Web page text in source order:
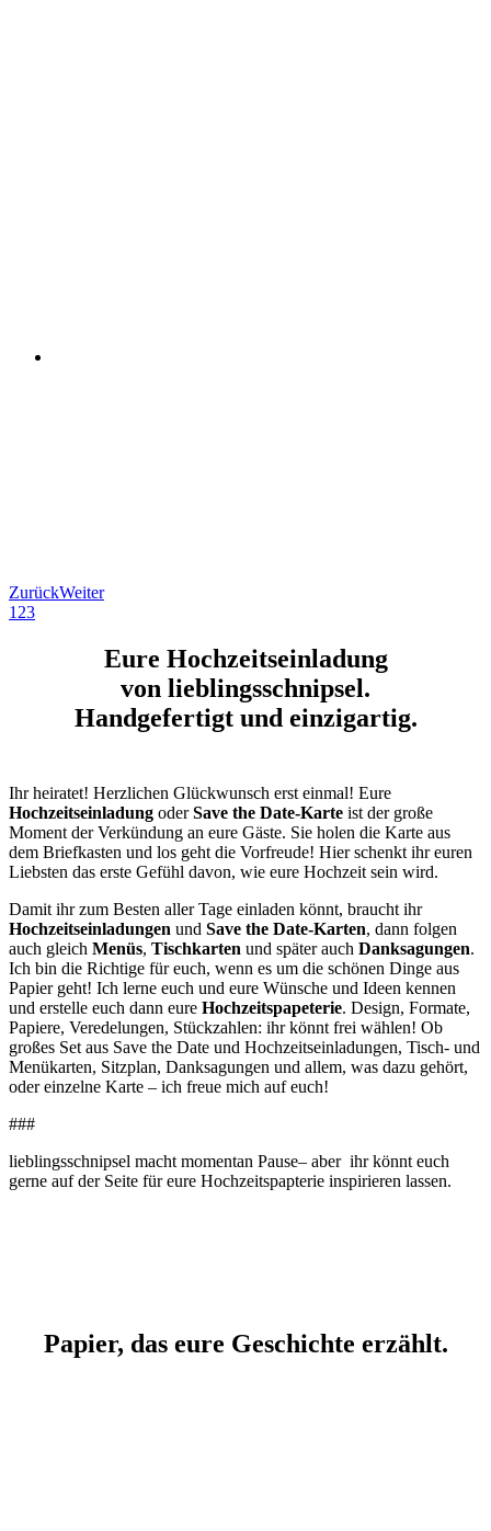
ZurückWeiter
123
Eure Hochzeitseinladung
von lieblingsschnipsel.
Handgefertigt und einzigartig.
Ihr heiratet! Herzlichen Glückwunsch erst einmal! Eure
Hochzeitseinladung oderSave the Date-Karte ist der große
Moment der Verkündung an eure Gäste. Sie holen die Karte aus
dem Briefkasten und los geht die Vorfreude! Hier schenkt ihr euren
Liebsten das erste Gefühl davon, wie eure Hochzeit sein wird.
Damit ihr zum Besten aller Tage einladen könnt, braucht ihr
Hochzeitseinladungen und Save the Date-Karten, dann folgen
auch gleich Menüs, Tischkarten und später auch Danksagungen.
Ich bin die Richtige für euch, wenn es um die schönen Dinge aus
Papier geht! Ich lerne euch und eure Wünsche und Ideen kennen
und erstelle euch dann eure Hochzeitspapeterie. Design, Formate,
Papiere, Veredelungen, Stückzahlen: ihr könnt frei wählen! Ob
großes Set aus Save the Date und Hochzeitseinladungen, Tisch- und
Menükarten, Sitzplan, Danksagungen und allem, was dazu gehört,
oder einzelne Karte – ich freue mich auf euch!
###
lieblingsschnipsel macht momentan Pause– aber ihr könnt euch
gerne auf der Seite für eure Hochzeitspapterie inspirieren lassen.
Papier, das eure Geschichte erzählt.